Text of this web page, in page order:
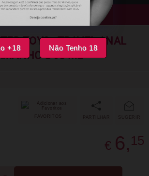
+18 Não Tenho 18
TOYS - TRAVEL ANAL
S 90 ML
SUGERIR
FAVORITOS
€ 6, 15